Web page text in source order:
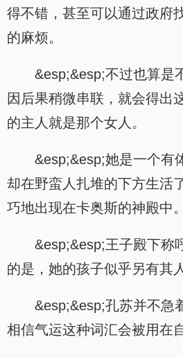
得不错，甚至可以通过政府
的麻烦。
&esp;&esp;不过也算是
因后果稍微串联，就会得出
的主人就是那个女人。
&esp;&esp;她是一个有
却在野蛮人扎堆的下方生活
巧地出现在卡奥斯的神殿中。
&esp;&esp;王子殿下称
的是，她的孩子似乎另有其人
&esp;&esp;孔苏并不急
相信气运这种词汇会被用在